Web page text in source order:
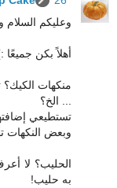
وعليكم السلام
أهلاً بكن جميعًا
منكهات الكيك؟
... الخ؟
تستطيعي
وبعض النكهات
الحليب؟ لا
به حليب!